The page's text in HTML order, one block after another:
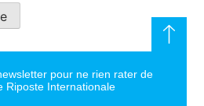
pour ne rien rater de
Riposte Internationale